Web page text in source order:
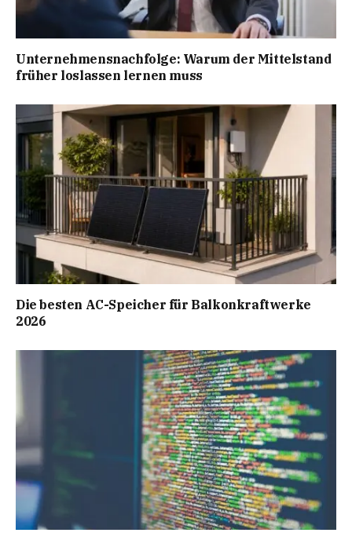
Unternehmensnachfolge: Warum der Mittelstand
früher loslassen lernen muss
Die besten AC-Speicher für Balkonkraftwerke
2026